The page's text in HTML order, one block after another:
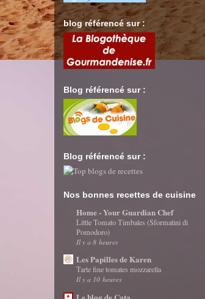
blog référencé sur :
Blog référencé sur :
Blog référencé sur :
Nos bonnes recettes de cuisine
Home - Your Guardian Chef
Little Tomato Timbales (Sformatini di
Pomodoro)
Il y a 8 heures
Les Papilles de Karen
Tarte fine tomates mozzarella
Il y a 10 heures
Le blog de Cata